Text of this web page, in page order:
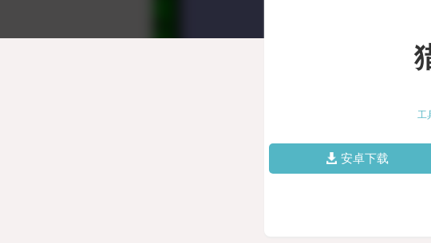
工
安卓下载